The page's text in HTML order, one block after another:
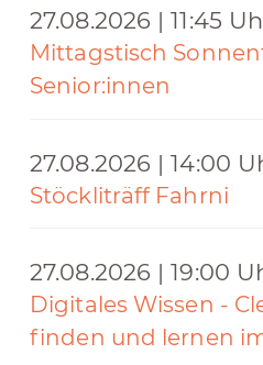
27.08.2026 | 11:45
Mittagstisch
Senior:innen
27.08.2026 | 14:00
Stöckliträff Fahrni
27.08.2026 | 19:00
Digitales Wissen -
finden und lernen